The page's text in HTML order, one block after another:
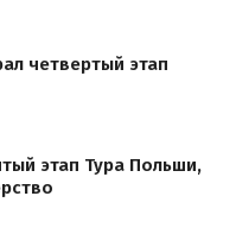
четвертый этап
этап Тура Польши,